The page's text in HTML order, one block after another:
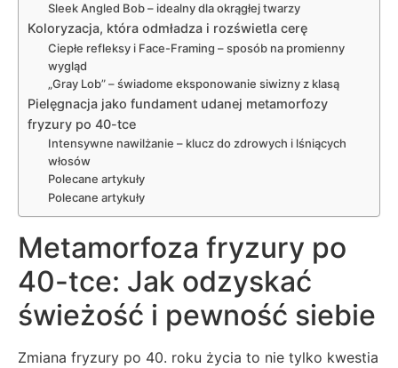
Sleek Angled Bob – idealny dla okrągłej twarzy
Koloryzacja, która odmładza i rozświetla cerę
Ciepłe refleksy i Face-Framing – sposób na promienny
wygląd
„Gray Lob” – świadome eksponowanie siwizny z klasą
Pielęgnacja jako fundament udanej metamorfozy
fryzury po 40-tce
Intensywne nawilżanie – klucz do zdrowych i lśniących
włosów
Polecane artykuły
Polecane artykuły
Metamorfoza fryzury po
40-tce: Jak odzyskać
świeżość i pewność siebie
Zmiana fryzury po 40. roku życia to nie tylko kwestia